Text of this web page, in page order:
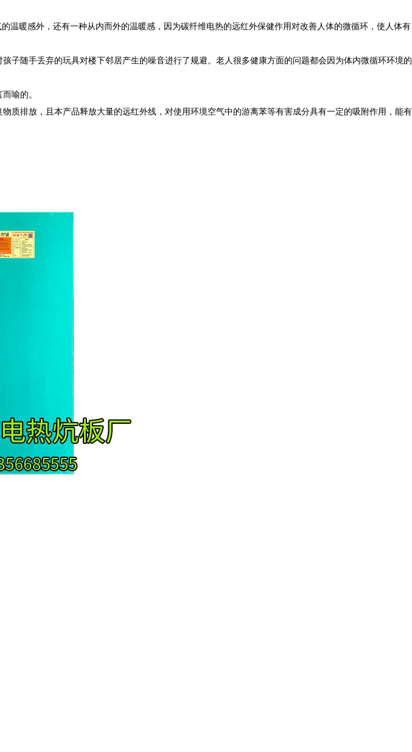
暖感外，还有一种从内而外的温暖感，因为碳纤维电热的远红外保健作用对改善人体的微循环，使人体有
随手丢弃的玩具对楼下邻居产生的噪音进行了规避。老人很多健康方面的问题都会因为体内微循环环境的
喻的。
质排放，且本产品释放大量的远红外线，对使用环境空气中的游离苯等有害成分具有一定的吸附作用，能有